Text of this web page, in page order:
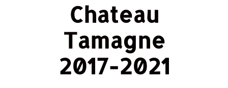
Chateau
Tamagne
2017-2021